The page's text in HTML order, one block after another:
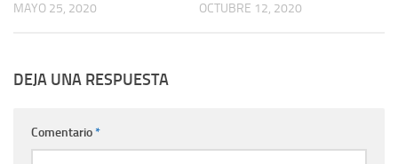
MAYO 25, 2020 OCTUBRE 12, 2020
DEJA UNA RESPUESTA
Comentario*